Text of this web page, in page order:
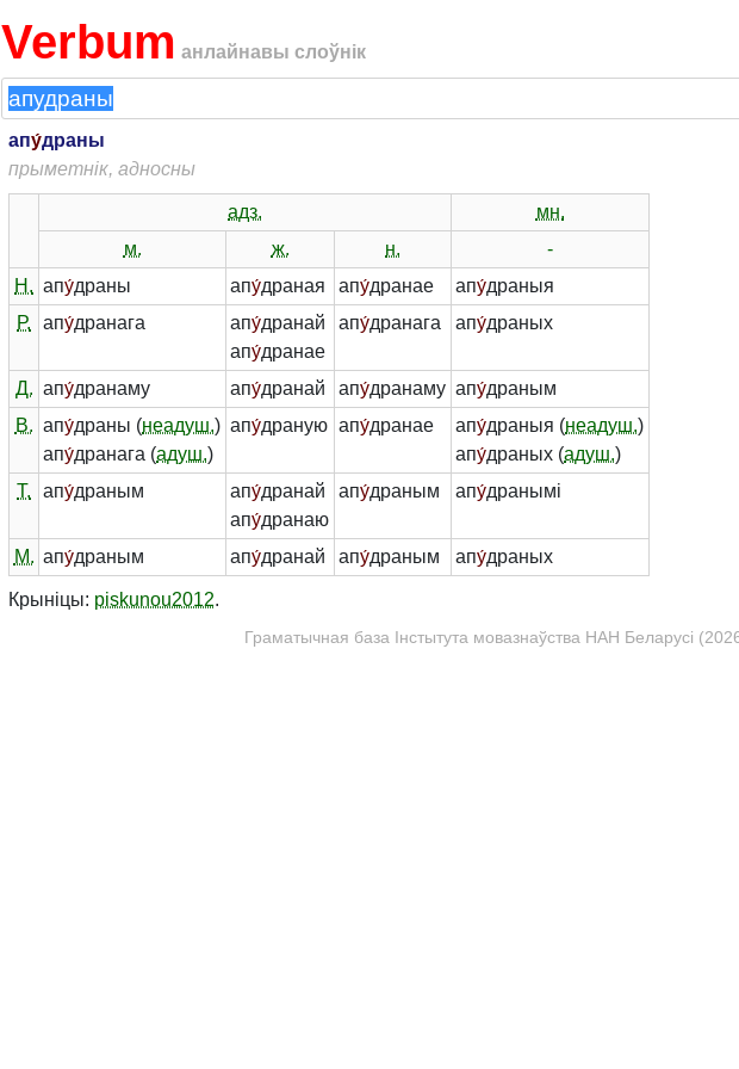
Verbum анлайнавы слоўнік
апу́драны
прыметнік, адносны
адз.
мн.
м.
ж. н.
-
Н. апу́драны апу́драная апу́дранае апу́драныя
Р.
апу́дранага апу́дранай
апу́дранае
апу́дранага апу́драных
Д. апу́дранаму апу́дранай апу́дранаму апу́драным
В. апу́драны (неадуш.)
апу́дранага (адуш.)
апу́драную апу́дранае апу́драныя (неадуш.)
апу́драных (адуш.)
Т.
апу́драным апу́дранай
апу́дранаю
апу́драным апу́дранымі
М. апу́драным апу́дранай апу́драным апу́драных
Крыніцы: piskunou2012.
Граматычная база Інстытута мовазнаўства НАН Беларусі